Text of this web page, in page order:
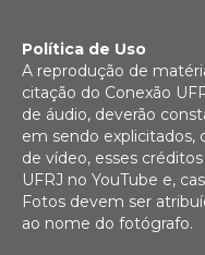
Política de Uso
A reprodução de
citação do Conexão
de áudio, deverão
em sendo explicitados,
de vídeo, esses
UFRJ no YouTube e,
Fotos devem ser
ao nome do fotógrafo.